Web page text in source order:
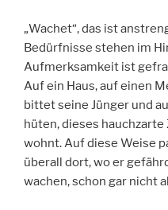
„Wachet“, das ist
Bedürfnisse stehen im
Aufmerksamkeit ist
Auf ein Haus, auf einen
bittet seine Jünger und
hüten, dieses
wohnt. Auf diese Weise
überall dort, wo er
wachen, schon gar nicht